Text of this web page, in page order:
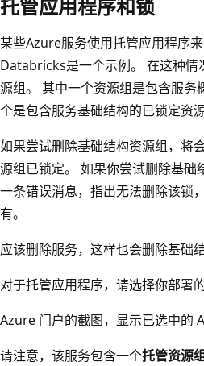
托管应用程序和锁
某些Azure服务使用托管应用程序
Databricks是一个示例。 在这种情
源组。 其中一个资源组是包含服务
个是包含服务基础结构的已锁定资源
如果尝试删除基础结构资源组，将
源组已锁定。 如果你尝试删除基础
一条错误消息，指出无法删除该锁
有。
应该删除服务，这样也会删除基础
对于托管应用程序，请选择你部署的
Azure 门户的截图，显示已选中的
请注意，该服务包含一个托管资源